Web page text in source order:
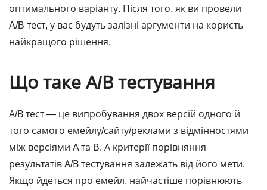
оптимального варіанту. Після того, як ви провели
A/B тест, у вас будуть залізні аргументи на користь
найкращого рішення.
Що таке А/В тестування
А/В тест ― це випробування двох версій одного й
того самого емейлу/сайту/реклами з відмінностями
між версіями A та B. А критерії порівняння
результатів А/В тестування залежать від його мети.
Якщо йдеться про емейл, найчастіше порівнюють